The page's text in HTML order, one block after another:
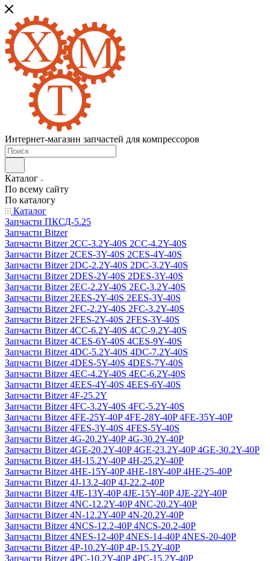
Интернет-магазин запчастей для компрессоров
Каталог
По всему сайту
По каталогу
Каталог
Запчасти ПКСД-5.25
Запчасти Bitzer
Запчасти Bitzer 2CC-3.2Y-40S 2CC-4.2Y-40S
Запчасти Bitzer 2CES-3Y-40S 2CES-4Y-40S
Запчасти Bitzer 2DC-2.2Y-40S 2DC-3.2Y-40S
Запчасти Bitzer 2DES-2Y-40S 2DES-3Y-40S
Запчасти Bitzer 2EC-2.2Y-40S 2EC-3.2Y-40S
Запчасти Bitzer 2EES-2Y-40S 2EES-3Y-40S
Запчасти Bitzer 2FC-2.2Y-40S 2FC-3.2Y-40S
Запчасти Bitzer 2FES-2Y-40S 2FES-3Y-40S
Запчасти Bitzer 4CC-6.2Y-40S 4CC-9.2Y-40S
Запчасти Bitzer 4CES-6Y-40S 4CES-9Y-40S
Запчасти Bitzer 4DC-5.2Y-40S 4DC-7.2Y-40S
Запчасти Bitzer 4DES-5Y-40S 4DES-7Y-40S
Запчасти Bitzer 4EC-4.2Y-40S 4EC-6.2Y-40S
Запчасти Bitzer 4EES-4Y-40S 4EES-6Y-40S
Запчасти Bitzer 4F-25.2Y
Запчасти Bitzer 4FC-3.2Y-40S 4FC-5.2Y-40S
Запчасти Bitzer 4FE-25Y-40P 4FE-28Y-40P 4FE-35Y-40P
Запчасти Bitzer 4FES-3Y-40S 4FES-5Y-40S
Запчасти Bitzer 4G-20.2Y-40P 4G-30.2Y-40P
Запчасти Bitzer 4GE-20.2Y-40P 4GE-23.2Y-40P 4GE-30.2Y-40P
Запчасти Bitzer 4H-15.2Y-40P 4H-25.2Y-40P
Запчасти Bitzer 4HE-15Y-40P 4HE-18Y-40P 4HE-25-40P
Запчасти Bitzer 4J‐13.2-40P 4J‐22.2-40P
Запчасти Bitzer 4JE-13Y-40P 4JE-15Y-40P 4JE-22Y-40P
Запчасти Bitzer 4NC-12.2Y-40P 4NC-20.2Y-40P
Запчасти Bitzer 4N-12.2Y-40P 4N-20.2Y-40P
Запчасти Bitzer 4NCS-12.2-40P 4NCS-20.2-40P
Запчасти Bitzer 4NES-12-40P 4NES-14-40P 4NES-20-40P
Запчасти Bitzer 4P-10.2Y-40P 4P-15.2Y-40P
Запчасти Bitzer 4PC-10.2Y-40P 4PC-15.2Y-40P